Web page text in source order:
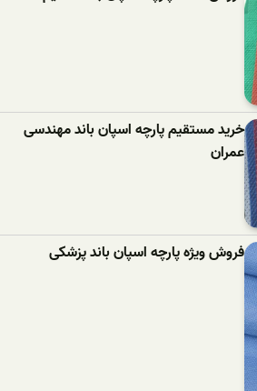
خرید مستقیم پارچه اسپان باند مهندسی
عمران
فروش ویژه پارچه اسپان باند پزشکی